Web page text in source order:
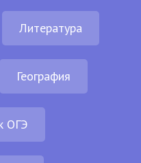
Литература
География
ОГЭ